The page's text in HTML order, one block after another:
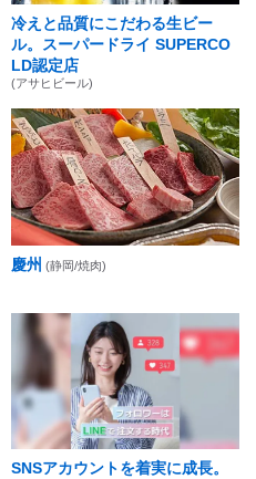
冷えと品質にこだわる生ビー
ル。スーパードライ SUPERCO
LD認定店
(アサヒビール)
慶州 (静岡/焼肉)
SNSアカウントを着実に成長。